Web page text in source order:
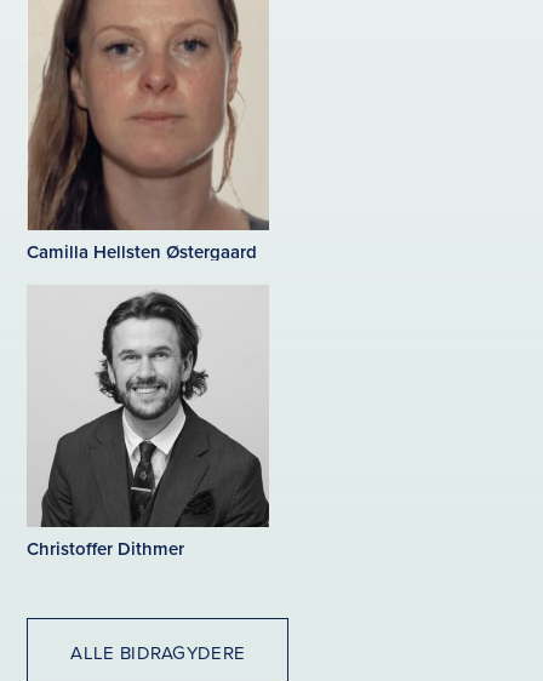
Camilla Hellsten Østergaard
Christoffer Dithmer
ALLE BIDRAGYDERE